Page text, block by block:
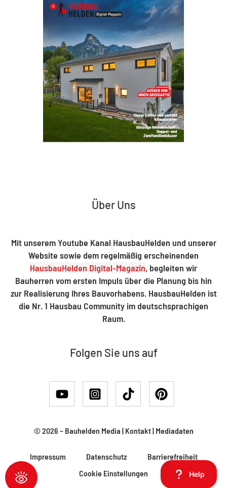
Über Uns
Mit unserem Youtube Kanal HausbauHelden und unserer
Website sowie dem regelmäßig erscheinenden
HausbauHelden Digital-Magazin, begleiten wir
Bauherren vom ersten Impuls über die Planung bis hin
zur Realisierung Ihres Bauvorhabens. HausbauHelden ist
die Nr. 1 Hausbau Community im deutschsprachigen
Raum.
Folgen Sie uns auf
© 2026 – Bauhelden Media | Kontakt| Mediadaten
Impressum Datenschutz
Barrierefreiheit
Cookie Einstellungen